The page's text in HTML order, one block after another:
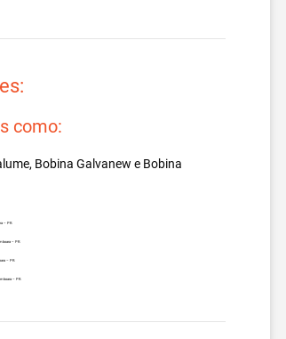
como:
Bobina Galvanew e Bobina
– PR.
– PR.
– PR.
– PR.